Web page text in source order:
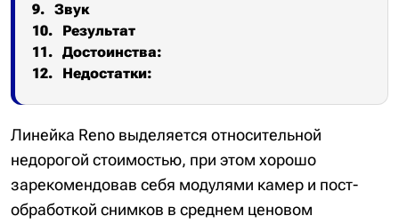
Звук
Результат
Достоинства:
Недостатки:
Линейка Reno выделяется относительной
недорогой стоимостью, при этом хорошо
зарекомендовав себя модулями камер и пост-
обработкой снимков в среднем ценовом